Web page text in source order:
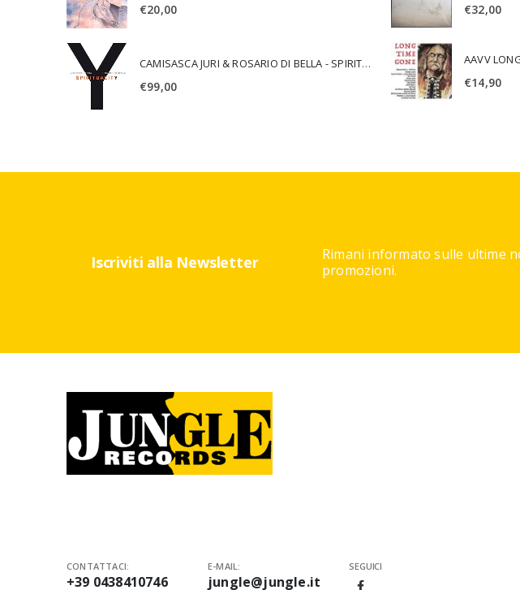
€20,00
CAMISASCA JURI & ROSARIO DI BELLA - SPIRITUALITY
€99,00
€32,00
€14,90
Iscriviti alla Newsletter
Rimani informato sulle ultime
promozioni.
CONTATTACI:
+39 0438410746
E-MAIL:
jungle@jungle.it
SEGUICI